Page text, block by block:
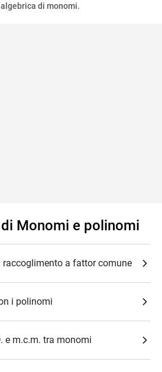
di monomi.
Monomi e polinomi
a fattor comune
i polinomi
e m.c.m. tra monomi